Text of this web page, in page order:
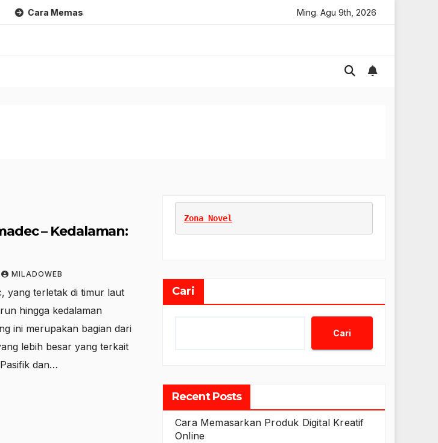
Memasarkan Produk Digital Kreatif Online Memulai Usaha Baru Marketing Untuk Bisnis
Ming. Agu 9th, 2026
– Kedalaman:
MILADOWEB
yang terletak di timur laut
hingga kedalaman
ini merupakan bagian dari
lebih besar yang terkait
dan…
Zona Novel
Cari
Cari
Recent Posts
Cara Memasarkan Produk Digital Kreatif
Online